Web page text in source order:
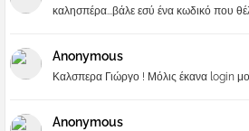
καλησπέρα...βάλε εσύ ένα κωδικό που
Anonymous
Καλσπερα Γιώργο ! Μόλις έκανα login
Anonymous